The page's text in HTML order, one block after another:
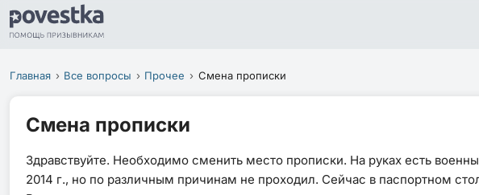
Главная Все вопросы Прочее Смена прописки
Смена прописки
Здравствуйте. Необходимо сменить место прописки. На руках есть
2014 г., но по различным причинам не проходил. Сейчас в паспортном